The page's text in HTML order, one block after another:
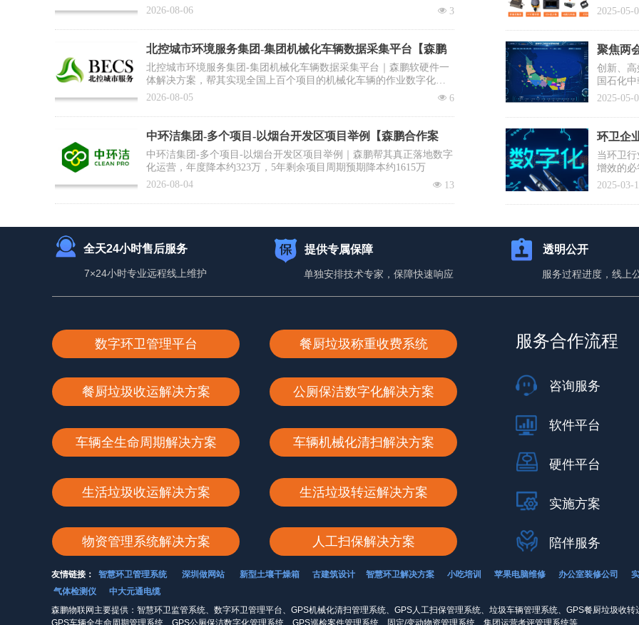
推广复制提供标杆范式
넶 3
2026-08-06
北控城市环境服务集团-集团机械化车辆数据采集平台【森鹏
合作案例】
北控城市环境服务集团-集团机械化车辆数据采集平台｜森鹏软硬件一
体解决方案，帮其实现全国上百个项目的机械化车辆的作业数字化，
为集团数智化运营打好基础
넶 6
2026-08-05
中环洁集团-多个项目-以烟台开发区项目举例【森鹏合作案
例】
中环洁集团-多个项目-以烟台开发区项目举例｜森鹏帮其真正落地数字
化运营，年度降本约323万，5年剩余项目周期预期降本约1615万
넶 13
2026-08-04
出
2025-05-
聚焦两
创新、
国石化
需要企
士、清
降低前
2025-05-
环卫企
当环卫
增效的必
入百万
你打赢这
2025-03-
森鹏物联网主要提供：智慧环卫监管系统、数字环卫管理平台、GPS机械化清扫管理系统、GPS人工扫保管理系统、垃圾车辆管理系统、GPS餐厨垃圾收
GPS车辆全生命周期管理系统、GPS公厕保洁数字化管理系统、GPS巡检案件管理系统、固定/变动物资管理系统、集团运营考评管理系统等
全天24小时售后服务
7×24小时专业远程线上维护
提供专属保障
单独安排技术专家，保障快速响应 服务过程进度，线上
透明公开
数字环卫管理平台 餐厨垃圾称重收费系统
餐厨垃圾收运解决方案 公厕保洁数字化解决方案
车辆全生命周期解决方案 车辆机械化清扫解决方案
生活垃圾收运解决方案 生活垃圾转运解决方案
物资管理系统解决方案 人工扫保解决方案
咨询服务
软件平台
硬件平台
实施方案
陪伴服务
服务合作流程
友情链接： 智慧环卫管理系统 深圳做网站 新型土壤干燥箱 古建筑设计 智慧环卫解决方案 小吃培训 苹果电脑维修 办公室装修公司
气体检测仪 中大元通电缆